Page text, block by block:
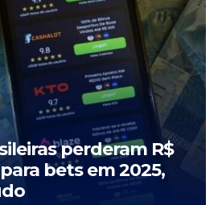
perderam R$
bets em 2025,